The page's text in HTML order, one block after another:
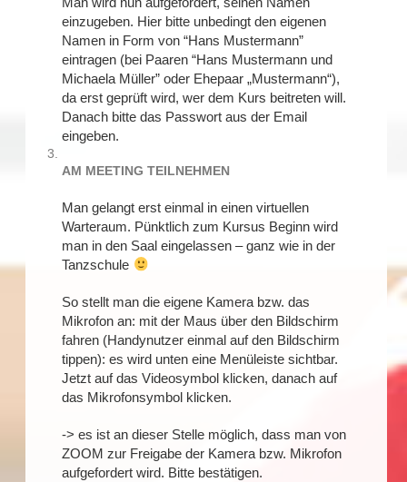
einzugeben. Hier bitte unbedingt den eigenen
Namen in Form von “Hans Mustermann”
eintragen (bei Paaren “Hans Mustermann und
Michaela Müller” oder Ehepaar „Mustermann“),
da erst geprüft wird, wer dem Kurs beitreten will.
Danach bitte das Passwort aus der Email
eingeben.
AM MEETING TEILNEHMEN
Man gelangt erst einmal in einen virtuellen
Warteraum. Pünktlich zum Kursus Beginn wird
man in den Saal eingelassen – ganz wie in der
Tanzschule
So stellt man die eigene Kamera bzw. das
Mikrofon an: mit der Maus über den Bildschirm
fahren (Handynutzer einmal auf den Bildschirm
tippen): es wird unten eine Menüleiste sichtbar.
Jetzt auf das Videosymbol klicken, danach auf
das Mikrofonsymbol klicken.
-> es ist an dieser Stelle möglich, dass man von
ZOOM zur Freigabe der Kamera bzw. Mikrofon
aufgefordert wird. Bitte bestätigen.